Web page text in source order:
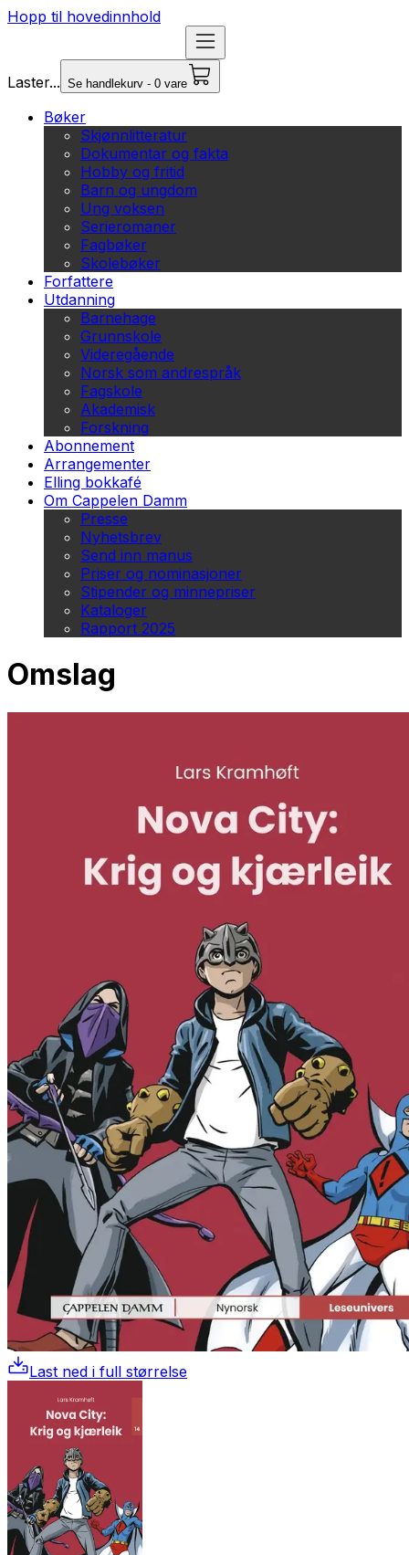
Hopp til hovedinnhold
Laster... Se handlekurv - 0 vare
Bøker
Skjønnlitteratur
Dokumentar og fakta
Hobby og fritid
Barn og ungdom
Ung voksen
Serieromaner
Fagbøker
Skolebøker
Forfattere
Utdanning
Barnehage
Grunnskole
Videregående
Norsk som andrespråk
Fagskole
Akademisk
Forskning
Abonnement
Arrangementer
Elling bokkafé
Om Cappelen Damm
Presse
Nyhetsbrev
Send inn manus
Priser og nominasjoner
Stipender og minnepriser
Kataloger
Rapport 2025
Omslag
Last ned i full størrelse